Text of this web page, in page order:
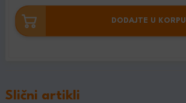
DODAJTE U KORPU
Slični artikli